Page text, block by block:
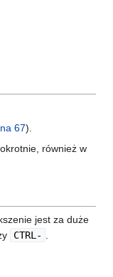
67).
również w
jest za duże
CTRL- .